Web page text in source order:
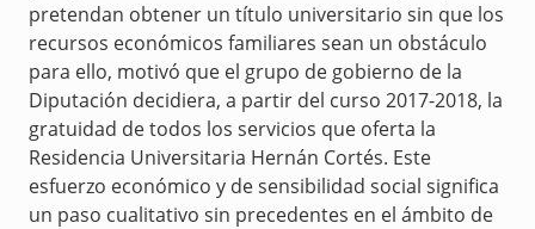
pretendan obtener un título universitario sin que los
recursos económicos familiares sean un obstáculo
para ello, motivó que el grupo de gobierno de la
Diputación decidiera, a partir del curso 2017-2018, la
gratuidad de todos los servicios que oferta la
Residencia Universitaria Hernán Cortés. Este
esfuerzo económico y de sensibilidad social significa
un paso cualitativo sin precedentes en el ámbito de